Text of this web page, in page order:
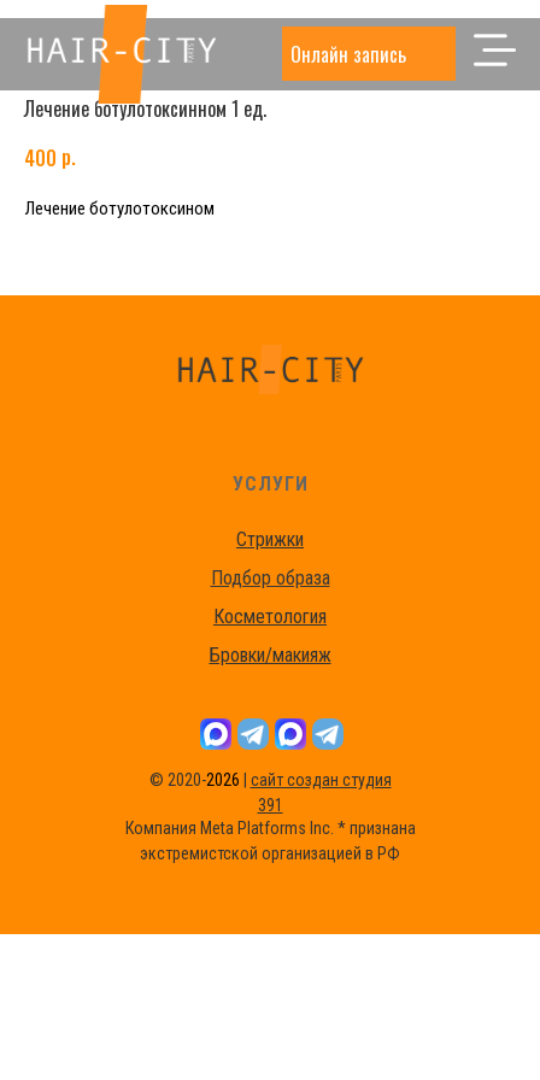
Онлайн запись
Лечение ботулотоксинном 1 ед.
400 р.
Лечение ботулотоксином
УСЛУГИ
© 2020-2026
сайт создан студия
391
Компания Meta Platforms Inc. * признана
экстремистской организацией в РФ
Стрижки
Подбор образа
Косметология
Бровки/макияж